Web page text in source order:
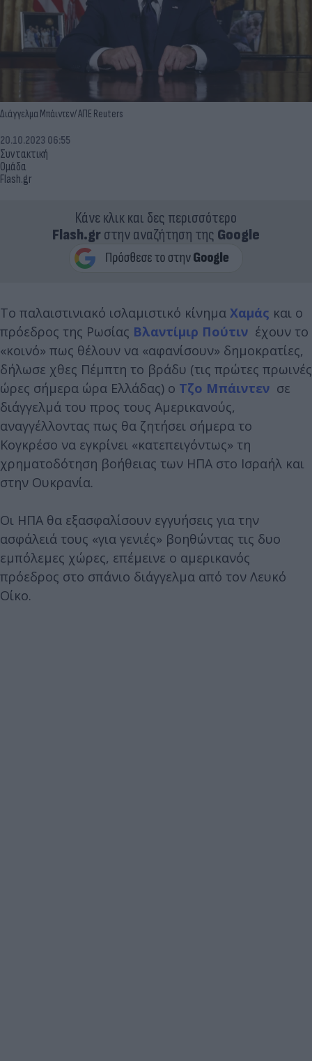
Διάγγελμα Μπάιντεν/ ΑΠΕ Reuters
Συντακτική
Ομάδα
Flash.gr
20.10.2023 06:55
Κάνε κλικ και δες περισσότερο
Flash.grστην αναζήτηση της Google
Το παλαιστινιακό ισλαμιστικό κίνημα Χαμάς και ο
πρόεδρος της Ρωσίας Βλαντίμιρ Πούτιν έχουν το
«κοινό» πως θέλουν να «αφανίσουν» δημοκρατίες,
δήλωσε χθες Πέμπτη το βράδυ (τις πρώτες πρωινές
ώρες σήμερα ώρα Ελλάδας) ο Τζο Μπάιντεν σε
διάγγελμά του προς τους Αμερικανούς,
αναγγέλλοντας πως θα ζητήσει σήμερα το
Κογκρέσο να εγκρίνει «κατεπειγόντως» τη
χρηματοδότηση βοήθειας των ΗΠΑ στο Ισραήλ και
στην Ουκρανία.
Οι ΗΠΑ θα εξασφαλίσουν εγγυήσεις για την
ασφάλειά τους «για γενιές» βοηθώντας τις δυο
εμπόλεμες χώρες, επέμεινε ο αμερικανός
πρόεδρος στο σπάνιο διάγγελμα από τον Λευκό
Οίκο.